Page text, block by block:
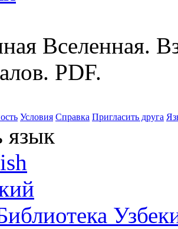
Вселенная.
PDF.
Условия Справка Пригласить друга
язык